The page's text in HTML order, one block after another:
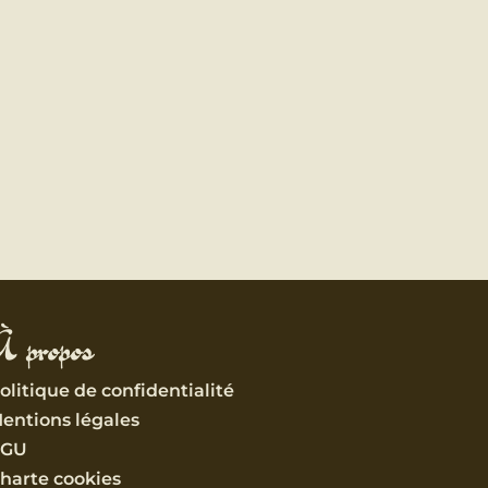
propos
de confidentialité
légales
cookies